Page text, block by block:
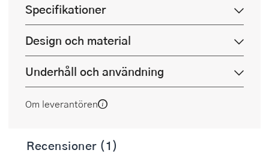
Specifikationer
Design och material
Underhåll och användning
Om leverantören
Recensioner (1)